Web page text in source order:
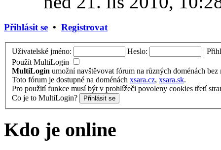
Přihlásit se • Registrovat
Uživatelské jméno: Heslo: |
Použít MultiLogin
MultiLogin umožní navštěvovat fórum na různých doménách
Toto fórum je dostupné na doménách xsara.cz, xsara.sk.
Pro použití funkce musí být v prohlížeči povoleny cookies třetí
Co je to MultiLogin?
Kdo je online